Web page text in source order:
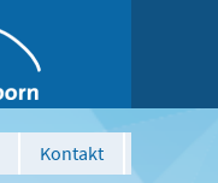
Kontakt